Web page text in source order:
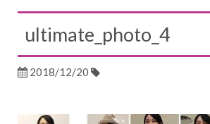
ultimate_photo_4
2018/12/20